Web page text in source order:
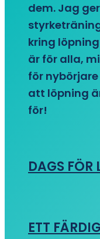
dem. Jag
kring
är för alla,
för
att löpning
för!
DAGS FÖR
ETT